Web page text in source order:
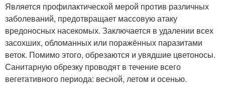
Является профилактической мерой против различных
заболеваний, предотвращает массовую атаку
вредоносных насекомых. Заключается в удалении всех
засохших, обломанных или поражённых паразитами
веток. Помимо этого, обрезаются и увядшие цветоносы.
Санитарную обрезку проводят в течение всего
вегетативного периода: весной, летом и осенью.